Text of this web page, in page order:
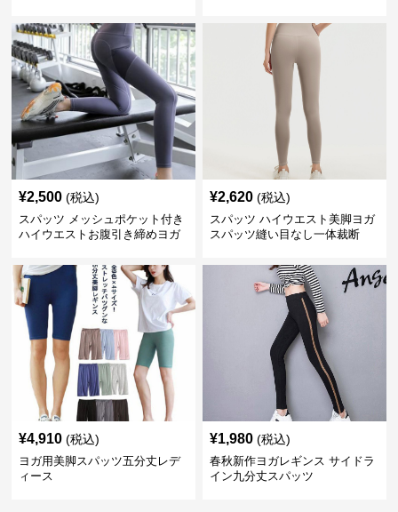
¥2,500 (税込)
スパッツ メッシュポケット付き
ハイウエストお腹引き締めヨガ
¥2,620 (税込)
スパッツ ハイウエスト美脚ヨガ
スパッツ縫い目なし一体裁断
¥4,910 (税込)
ヨガ用美脚スパッツ五分丈レデ
ィース
¥1,980 (税込)
春秋新作ヨガレギンス サイドラ
イン九分丈スパッツ